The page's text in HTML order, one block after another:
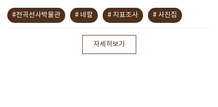
#전곡선사박물관 # 네팔 # 지표조사 # 사진집
자세히보기